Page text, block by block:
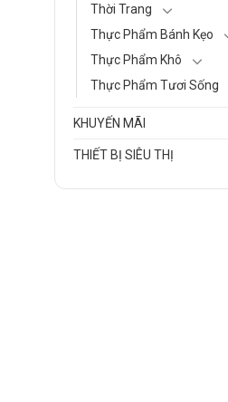
Thời Trang
Thực Phẩm Bánh Kẹo
Thực Phẩm Khô
Thực Phẩm Tươi Sống
KHUYẾN MÃI
THIẾT BỊ SIÊU THỊ